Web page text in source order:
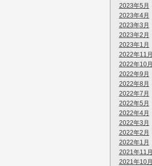
2023年5月
2023年4月
2023年3月
2023年2月
2023年1月
2022年11月
2022年10月
2022年9月
2022年8月
2022年7月
2022年5月
2022年4月
2022年3月
2022年2月
2022年1月
2021年11月
2021年10月